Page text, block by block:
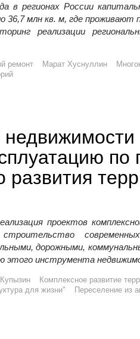
в регионах России
36,7 млн кв. м, где проживают
реализации
ремонт завершили
ремонт Марат Хуснуллин
по
развития
проектов
строительство
дорожными,
этого инструмента
Комплексное развитие
для жизни"
Переселение из